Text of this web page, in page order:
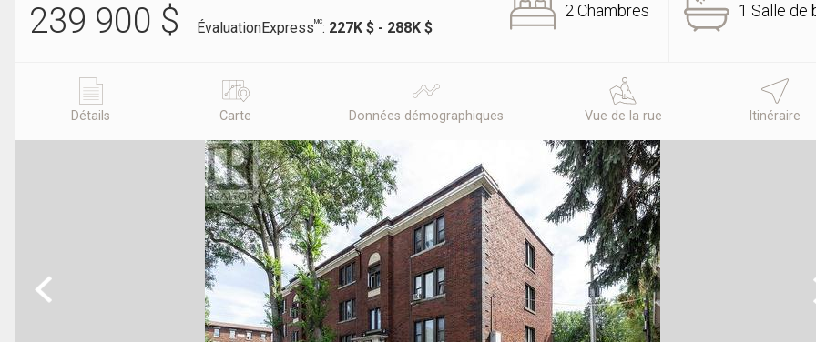
239 900 $ ÉvaluationExpressMC: 227K $ - 288K $
2 Chambres 1 Salle de
Détails Carte Données démographiques Vue de la rue Itinéraire
Previous